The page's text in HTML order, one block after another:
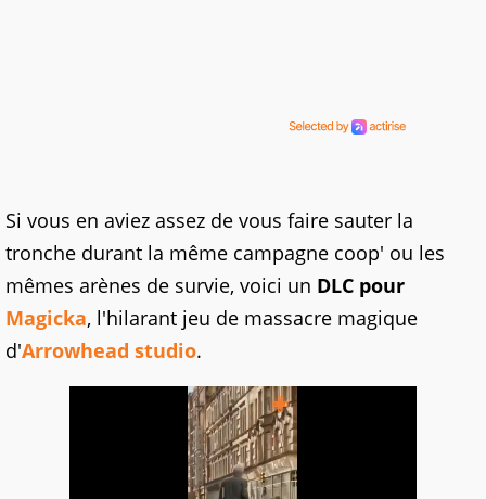
Si vous en aviez assez de vous faire sauter la
tronche durant la même campagne coop' ou les
mêmes arènes de survie, voici un DLC pour
Magicka, l'hilarant jeu de massacre magique
d'Arrowhead studio.